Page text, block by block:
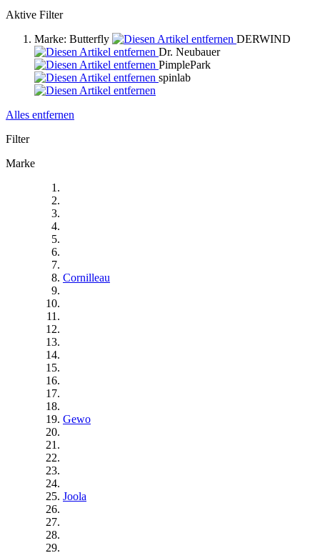
Aktive Filter
Marke: Butterfly
DERWIND
Dr. Neubauer
PimplePark
spinlab
Alles entfernen
Filter
Marke
Cornilleau
Gewo
Joola